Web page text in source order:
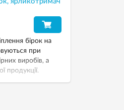
бірок на
при
виробів, а
продукції.